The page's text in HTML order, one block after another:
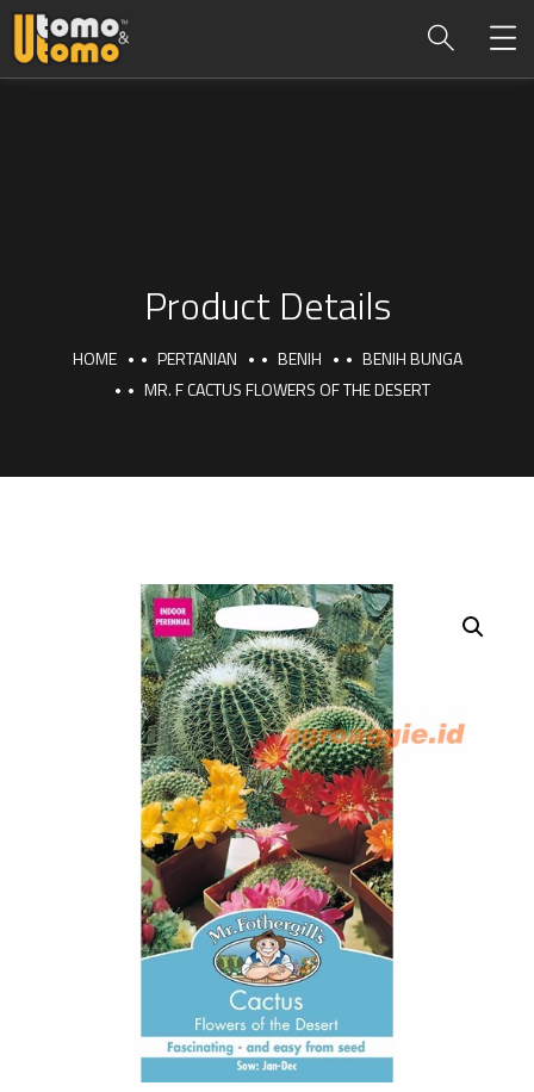
Product Details
HOME PERTANIAN BENIH
BENIH BUNGA
MR. F CACTUS FLOWERS OF THE DESERT